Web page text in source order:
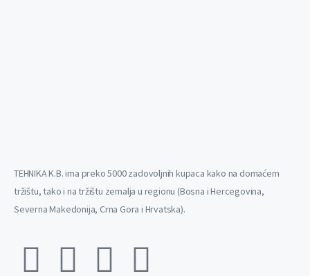
TEHNIKA K.B. ima preko 5000 zadovoljnih kupaca kako na domaćem
tržištu, tako i na tržištu zemalja u regionu (Bosna i Hercegovina,
Severna Makedonija, Crna Gora i Hrvatska).